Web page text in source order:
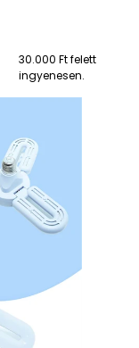
30.000 Ft felett
ingyenesen.